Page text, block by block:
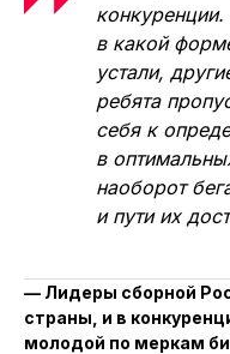
в какой
устали,
ребята
себя к
в
наоборот
и пути их
— Лидеры сборной
страны, и в
молодой по меркам